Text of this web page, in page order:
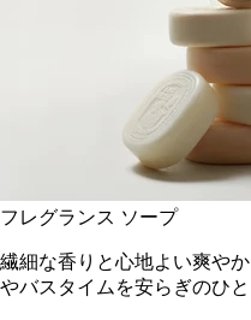
フレグランス ソープ
繊細な香りと心地よい爽や
やバスタイムを安らぎのひと